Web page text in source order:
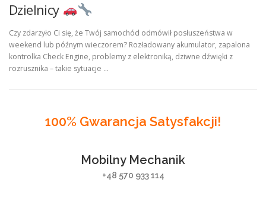
Dzielnicy
Czy zdarzyło Ci się, że Twój samochód odmówił posłuszeństwa w
weekend lub późnym wieczorem? Rozładowany akumulator, zapalona
kontrolka Check Engine, problemy z elektroniką, dziwne dźwięki z
rozrusznika – takie sytuacje …
100% Gwarancja Satysfakcji!
Mobilny Mechanik
+48 570 933 114